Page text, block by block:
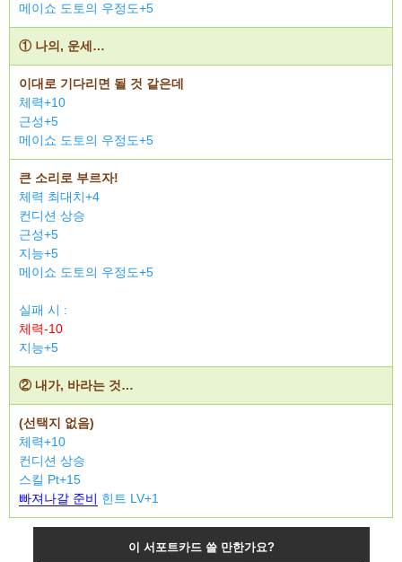
메이쇼 도토의 우정도+5
① 나의, 운세…
이대로 기다리면 될 것 같은데
체력+10
근성+5
메이쇼 도토의 우정도+5
큰 소리로 부르자!
체력 최대치+4
컨디션 상승
근성+5
지능+5
메이쇼 도토의 우정도+5
실패 시 :
체력-10
지능+5
② 내가, 바라는 것…
(선택지 없음)
체력+10
컨디션 상승
스킬 Pt+15
빠져나갈 준비 힌트 LV+1
이 서포트카드 쓸 만한가요?